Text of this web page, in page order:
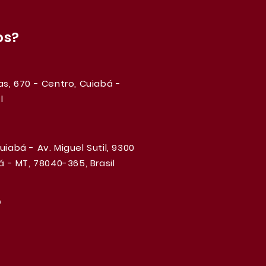
670 - Centro, Cuiabá -
- Av. Miguel Sutil, 9300
- MT, 78040-365, Brasil